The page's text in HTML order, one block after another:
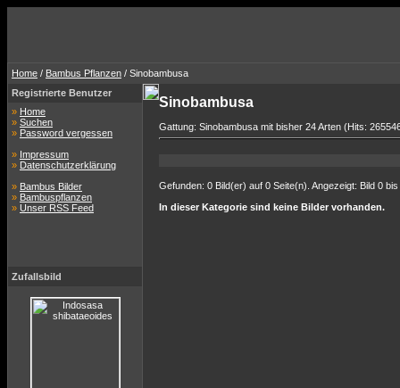
Home / Bambus Pflanzen / Sinobambusa
Registrierte Benutzer
» Home
» Suchen
» Password vergessen
» Impressum
» Datenschutzerklärung
» Bambus Bilder
» Bambuspflanzen
» Unser RSS Feed
Zufallsbild
Sinobambusa
Gattung: Sinobambusa mit bisher 24 Arten (Hits:
Gefunden: 0 Bild(er) auf 0 Seite(n). Angezeigt: Bild 0 bis
In dieser Kategorie sind keine Bilder vorhanden.